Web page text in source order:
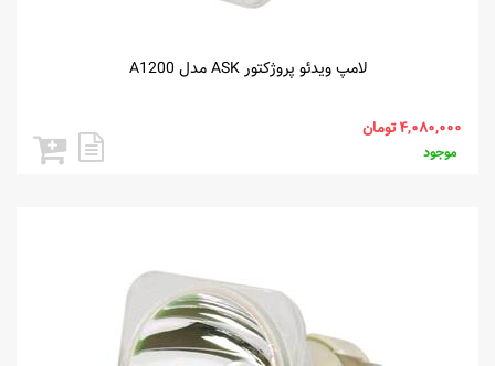
لامپ ویدئو پروژکتور ASK مدل A1200
موجود